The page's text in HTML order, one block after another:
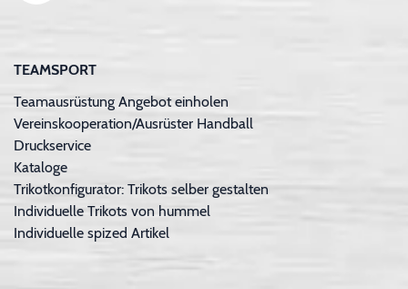
TEAMSPORT
Teamausrüstung Angebot einholen
Vereinskooperation/Ausrüster Handball
Druckservice
Kataloge
Trikotkonfigurator: Trikots selber gestalten
Individuelle Trikots von hummel
Individuelle spized Artikel